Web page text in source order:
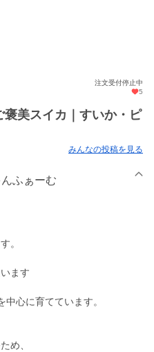
注文受付停止中
5
美スイカ｜すいか・ピ
みんなの投稿を見る
ふぁーむ
。
ます
心に育てています。
め、